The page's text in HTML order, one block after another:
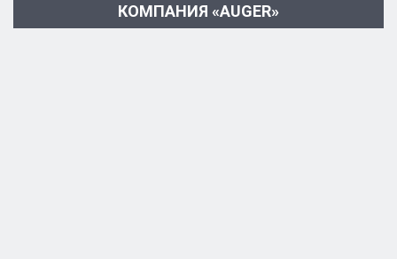
КОМПАНИЯ «AUGER»